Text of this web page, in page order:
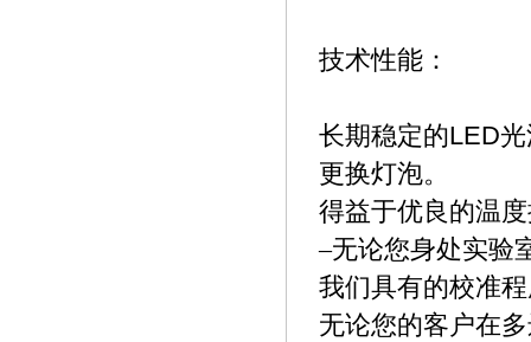
技术性能：
长期稳定的LED
更换灯泡。
得益于优良的温
–无论您身处实验
我们具有的校准
无论您的客户在